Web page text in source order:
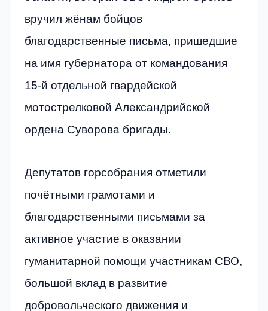
вручил жёнам бойцов
благодарственные письма, пришедшие
на имя губернатора от командования
15-й отдельной гвардейской
мотострелковой Александрийской
ордена Суворова бригады.
Депутатов горсобрания отметили
почётными грамотами и
благодарственными письмами за
активное участие в оказании
гуманитарной помощи участникам СВО,
большой вклад в развитие
добровольческого движения и